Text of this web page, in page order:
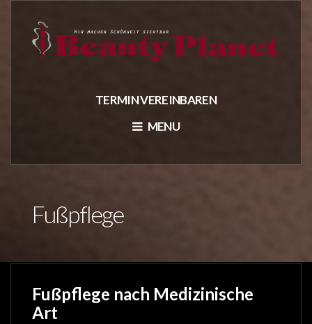
TERMIN VEREINBAREN
MENU
Fußpflege
Fußpflege nach Medizinische
Art